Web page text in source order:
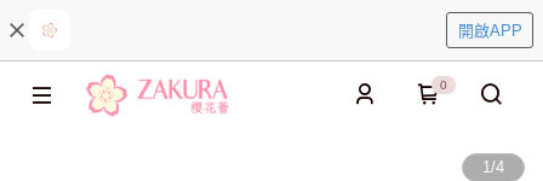
開啟APP
0
1/4